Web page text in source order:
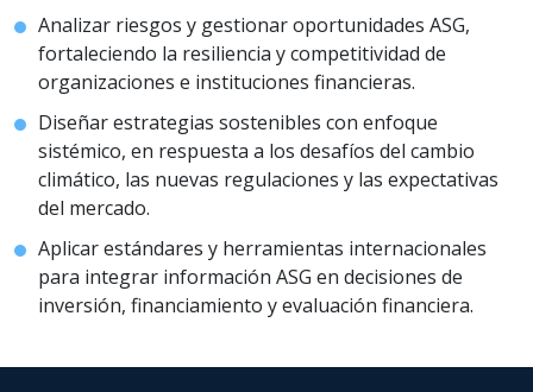
Analizar riesgos y gestionar oportunidades ASG,
fortaleciendo la resiliencia y competitividad de
organizaciones e instituciones financieras.
Diseñar estrategias sostenibles con enfoque
sistémico, en respuesta a los desafíos del cambio
climático, las nuevas regulaciones y las expectativas
del mercado.
Aplicar estándares y herramientas internacionales
para integrar información ASG en decisiones de
inversión, financiamiento y evaluación financiera.